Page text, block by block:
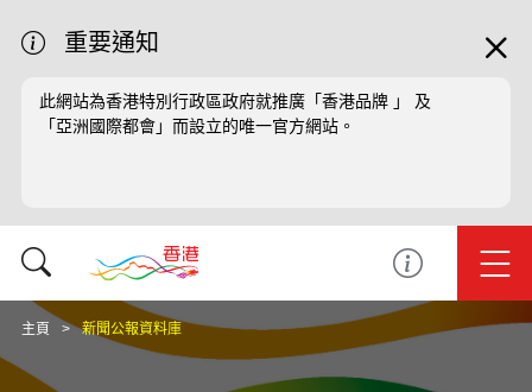
重要通知
此網站為香港特別行政區政府就推廣「香港品牌 」 及
「亞洲國際都會」而設立的唯一官方網站。
主頁 新聞公報資料庫